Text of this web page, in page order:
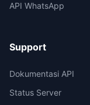
API WhatsApp
Support
Dokumentasi API
Status Server